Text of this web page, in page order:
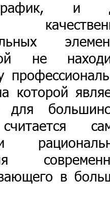
и
не
которой
для
в